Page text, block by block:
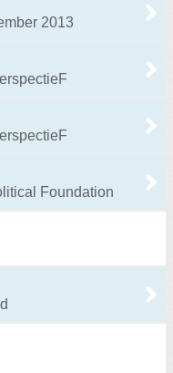
2013
Foundation